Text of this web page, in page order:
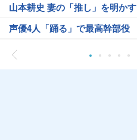
山本耕史 妻の「推し」を明かす
声優4人「踊る」で最高幹部役